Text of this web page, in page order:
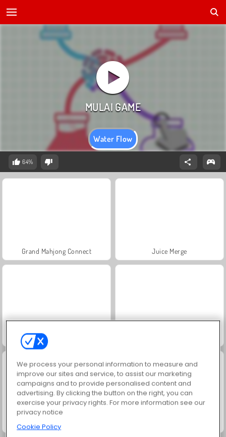
Water Flow
64%
Grand Mahjong Connect Juice Merge
Jewel Garden Story
Solitaire Social
We process your personal information to measure and
improve our sites and service, to assist our marketing
campaigns and to provide personalised content and
advertising. By clicking the button on the right, you can
exercise your privacy rights. For more information see our
privacy notice
Cookie Policy